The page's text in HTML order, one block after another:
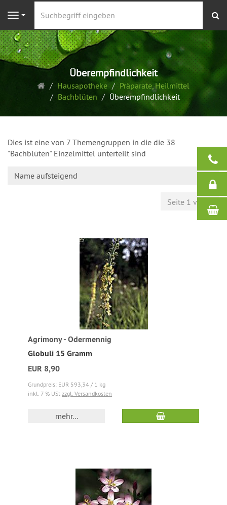
Navigation
Überempfindlichkeit
Startseite
Hausapotheke
Präparate, Heilmittel
Bachblüten
Überempfindlichkeit
Dies ist eine von 7 Themengruppen in die die 38
"Bachblüten" Einzelmittel unterteilt sind
Name aufsteigend
Seite 1 von 1
Agrimony - Odermennig
Globuli 15 Gramm
EUR 8,90
Grundpreis: EUR 593,34 / 1 kg
inkl. 7 % USt zzgl. Versandkosten
mehr...